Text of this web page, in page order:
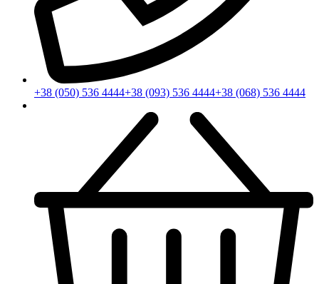
+38 (050) 536 4444+38 (093) 536 4444+38 (068) 536 4444